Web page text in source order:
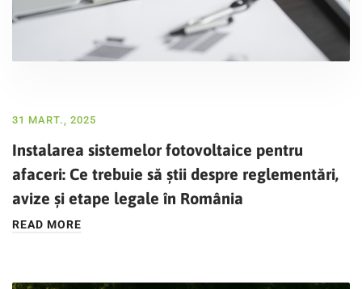
31 MART., 2025
Instalarea sistemelor fotovoltaice pentru
afaceri: Ce trebuie să știi despre reglementări,
avize și etape legale în România
READ MORE